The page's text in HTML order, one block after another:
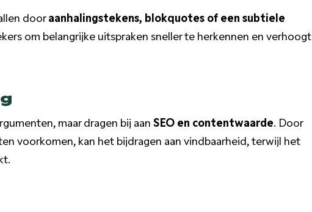
dooraanhalingstekens, blokquotes of een subtiele
om belangrijke uitspraken sneller te herkennen en verhoogt
maar dragen bij aan SEO en contentwaarde. Door
voorkomen, kan het bijdragen aan vindbaarheid, terwijl het